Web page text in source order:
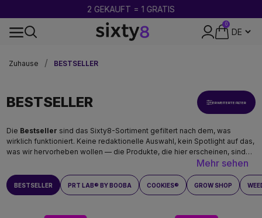
2 GEKAUFT = 1 GRATIS
0
Zuhause
BESTSELLER
BESTSELLER ERWEITERTE FILTER
Die Bestseller sind das Sixty8-Sortiment gefiltert nach dem, was
wirklich funktioniert. Keine redaktionelle Auswahl, kein Spotlight auf das,
was wir hervorheben wollen — die Produkte, die hier erscheinen, sind
diejenigen, die unsere Kunden am häufigsten bestellen, regelmäßig
nachbestellen und weiterempfehlen. Der Beweis durch Nutzung, nicht
durch Kommunikation. Für alle, die einen guten Ausgangspunkt suchen,
ist das der beste Startpunkt.
Mehr sehen
PRT LAB® BY BOOBA COOKIES® GROW SHOP
BESTSELLER